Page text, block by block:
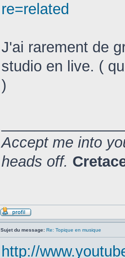
re=related
J'ai rarement de
studio en live. (
)
Accept me into
heads off.
Sujet du message: Re: Topique en musique
http://